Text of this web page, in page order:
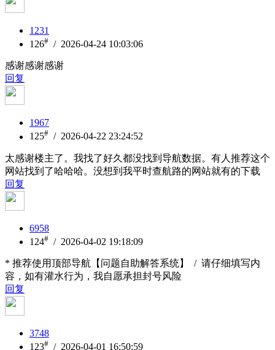
1231
126# / 2026-04-24 10:03:06
感谢感谢感谢
回复
1967
125# / 2026-04-22 23:24:52
太感谢楼主了。我找了好久都没找到导航数据。有人推荐这个
网站找到了哈哈哈。没想到我平时查航路的网站就有的下载
回复
6958
124# / 2026-04-02 19:18:09
* 推荐使用顶部导航【问题自助解答系统】 / 请仔细填写内
容，如有灌水行为，我自愿承担封号风险
回复
3748
123# / 2026-04-01 16:50:59